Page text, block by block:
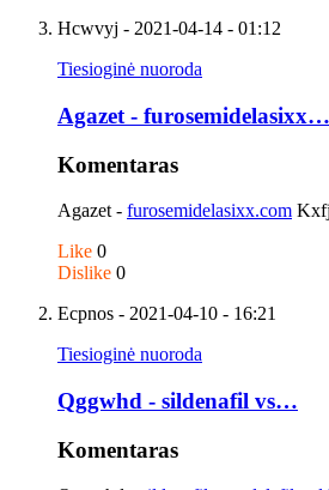
Hcwvyj - 2021-04-14 - 01:12
Tiesioginė nuoroda
Agazet - furosemidelasixx…
Komentaras
Agazet - furosemidelasixx.com
Like 0
Dislike 0
Ecpnos - 2021-04-10 - 16:21
Tiesioginė nuoroda
Qggwhd - sildenafil vs…
Komentaras